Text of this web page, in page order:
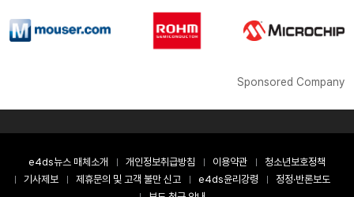
Sponsored Company
e4ds뉴스 매체소개 개인정보취급방침 이용약관
청소년보호정책
기사제보
제휴문의 및 고객 불만 신고 e4ds윤리강령
정정·반론보도